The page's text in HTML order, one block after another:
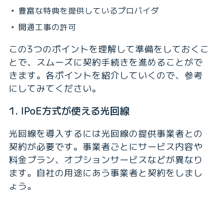
豊富な特典を提供しているプロバイダ
開通工事の許可
この3つのポイントを理解して準備をしておくこ
とで、スムーズに契約手続きを進めることがで
きます。各ポイントを紹介していくので、参考
にしてみてください。
1. IPoE方式が使える光回線
光回線を導入するには光回線の提供事業者との
契約が必要です。事業者ごとにサービス内容や
料金プラン、オプションサービスなどが異なり
ます。自社の用途にあう事業者と契約をしまし
ょう。